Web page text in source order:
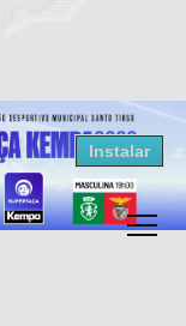
Instalar